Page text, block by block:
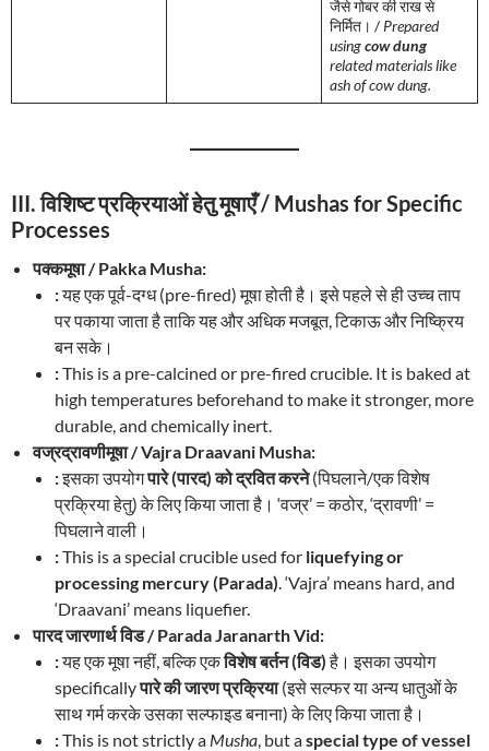
जैसे गोबर की राख से
निर्मित। /Prepared
usingcow dung
related materials like
ash of cow dung.
III. विशिष्ट प्रक्रियाओं हेतु मूषाएँ / Mushas for Specific
Processes
पक्कमूषा / Pakka Musha:
:यह एक पूर्व-दग्ध (pre-fired) मूषा होती है। इसे पहले से ही उच्च ताप
पर पकाया जाता है ताकि यह और अधिक मजबूत, टिकाऊ और निष्क्रिय
बन सके।
:This is a pre-calcined or pre-fired crucible. It is baked at
high temperatures beforehand to make it stronger, more
durable, and chemically inert.
वज्रद्रावणीमूषा / Vajra Draavani Musha:
:इसका उपयोगपारे (पारद) को द्रवित करने(पिघलाने/एक विशेष
प्रक्रिया हेतु) के लिए किया जाता है। ‘वज्र’ = कठोर, ‘द्रावणी’ =
पिघलाने वाली।
:This is a special crucible used for liquefying or
processing mercury (Parada) . ‘Vajra’ means hard, and
‘Draavani’ means liquefier.
पारद जारणार्थ विड / Parada Jaranarth Vid:
:यह एक मूषा नहीं, बल्कि एकविशेष बर्तन (विड)है। इसका उपयोग
specificallyपारे की जारण प्रक्रिया(इसे सल्फर या अन्य धातुओं के
साथ गर्म करके उसका सल्फाइड बनाना) के लिए किया जाता है।
:This is not strictly a Musha , but aspecial type of vessel